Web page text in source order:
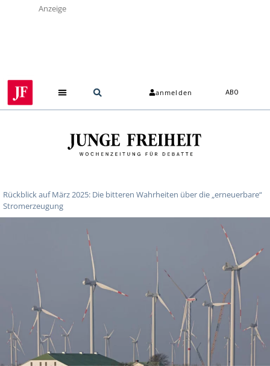
Anzeige
anmelden ABO
Rückblick auf März 2025: Die bitteren Wahrheiten über die „erneuerbare“
Stromerzeugung